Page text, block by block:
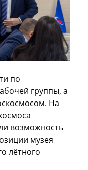
по
группы, а
На
возможность
музея
лётного